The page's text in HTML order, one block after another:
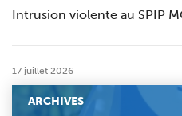
Intrusion violente au SPIP
17 juillet 2026
ARCHIVES